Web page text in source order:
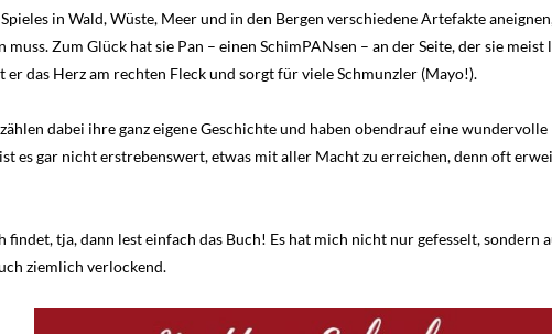
in Wald, Wüste, Meer und in den Bergen verschiedene Artefakte
muss. Zum Glück hat sie Pan – einen SchimPANsen – an der Seite, der sie
das Herz am rechten Fleck und sorgt für viele Schmunzler (Mayo!).
dabei ihre ganz eigene Geschichte und haben obendrauf eine
es gar nicht erstrebenswert, etwas mit aller Macht zu erreichen, denn oft
findet, tja, dann lest einfach das Buch! Es hat mich nicht nur gefesselt, sondern
ziemlich verlockend.